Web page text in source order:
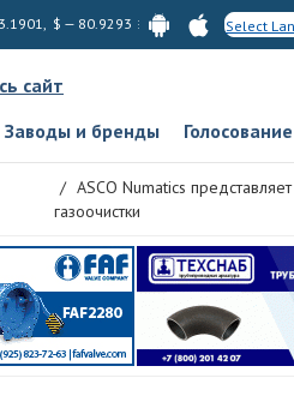
$ — 80.9293 Select
сайт
Заводы и бренды Голосование
ASCO Numatics
газоочистки